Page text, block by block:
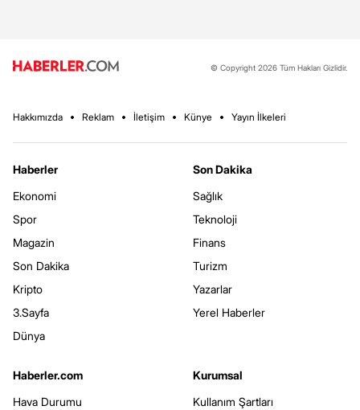
© Copyright 2026 Tüm Hakları Gizlidir.
Hakkımızda Reklam İletişim Künye Yayın İlkeleri
Haberler
Ekonomi
Spor
Magazin
Son Dakika
Kripto
3.Sayfa
Dünya
Son Dakika
Sağlık
Teknoloji
Finans
Turizm
Yazarlar
Yerel Haberler
Haberler.com
Hava Durumu
Kurumsal
Kullanım Şartları